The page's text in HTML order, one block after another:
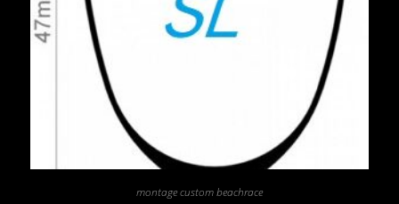
montage custom beachrace